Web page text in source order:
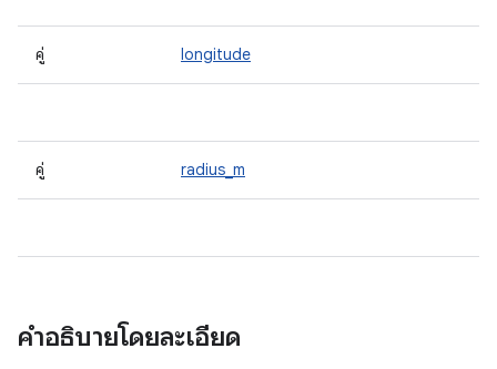
คู่ longitude
คู่ radius_m
คำอธิบายโดยละเอียด